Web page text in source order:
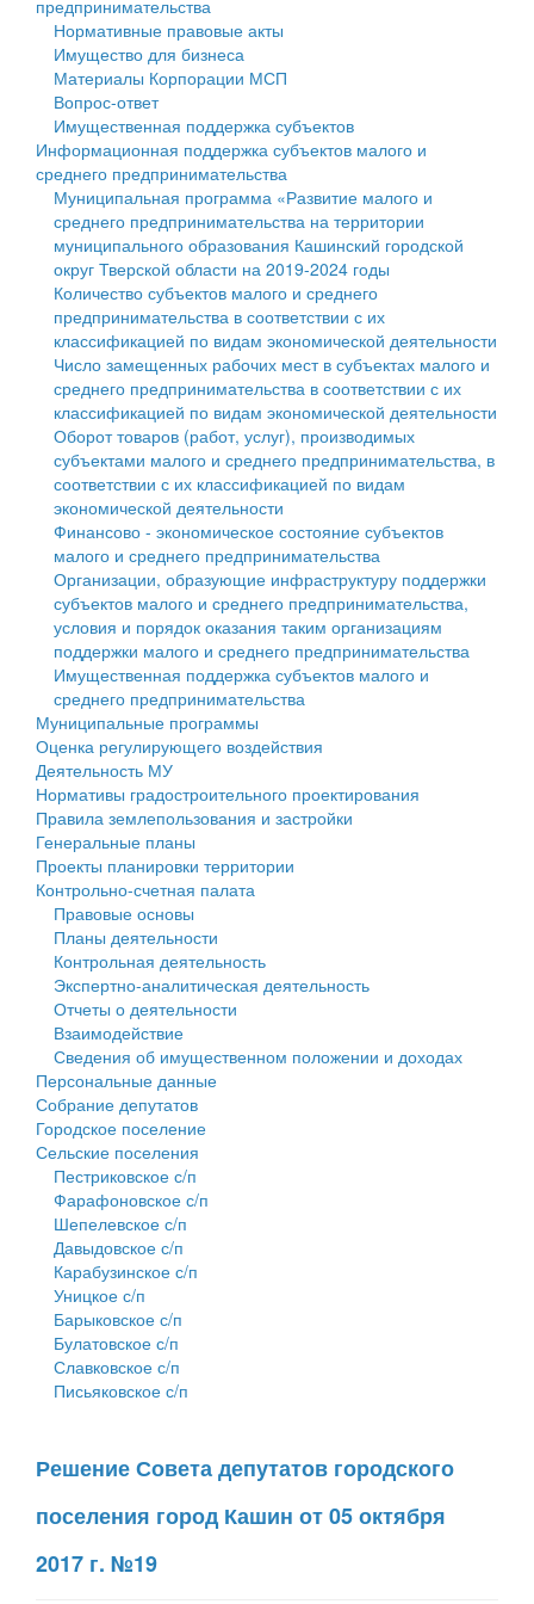
Государственные услуги
Промышленность и АПК
Экономика и бизнес
...
Символика
Устав
Гостям округа
Туризм
Культура
Образование
Здравоохранение
Социальная защита
Фотоальбом
муниципального округа Тверской области
Администрация Кашинского муниципального округа
Тверской области
Управление сельскими территориями
Открытые данные
Работа с обращениями граждан
Муниципальный контроль
Муниципальные услуги
Проекты административных регламентов
Антимонопольный комплаенс
Противодействие коррупции
Финансовое управление
Бюджет для граждан
Имущество
Выявление правообладателей ранее учтенных
объектов недвижимости
Имущественная поддержка субъектов малого и
среднего предпринимательства
Информационная поддержка субъектов малого и
среднего предпринимательства
Муниципальные программы
Контрольно-счетная палата
Персональные данные
Оценка регулирующего воздействия
Деятельность МУ
Нормативы градостроительного проектирования
Правила землепользования и застройки
Генеральные планы
Проекты планировки территории
Собрание депутатов
Городское поселение
Сельские поселения
предпринимательства
Нормативные правовые акты
Имущество для бизнеса
Материалы Корпорации МСП
Вопрос-ответ
Имущественная поддержка субъектов
Информационная поддержка субъектов малого и
среднего предпринимательства
Муниципальная программа «Развитие малого и
среднего предпринимательства на территории
муниципального образования Кашинский городской
округ Тверской области на 2019-2024 годы
Количество субъектов малого и среднего
предпринимательства в соответствии с их
классификацией по видам экономической деятельности
Число замещенных рабочих мест в субъектах малого и
среднего предпринимательства в соответствии с их
классификацией по видам экономической деятельности
Оборот товаров (работ, услуг), производимых
субъектами малого и среднего предпринимательства, в
соответствии с их классификацией по видам
экономической деятельности
Финансово - экономическое состояние субъектов
малого и среднего предпринимательства
Организации, образующие инфраструктуру поддержки
субъектов малого и среднего предпринимательства,
условия и порядок оказания таким организациям
поддержки малого и среднего предпринимательства
Имущественная поддержка субъектов малого и
среднего предпринимательства
Муниципальные программы
Оценка регулирующего воздействия
Деятельность МУ
Нормативы градостроительного проектирования
Правила землепользования и застройки
Генеральные планы
Проекты планировки территории
Контрольно-счетная палата
Правовые основы
Планы деятельности
Контрольная деятельность
Экспертно-аналитическая деятельность
Отчеты о деятельности
Взаимодействие
Сведения об имущественном положении и доходах
Персональные данные
Собрание депутатов
Городское поселение
Сельские поселения
Пестриковское с/п
Фарафоновское с/п
Шепелевское с/п
Давыдовское с/п
Карабузинское с/п
Уницкое с/п
Барыковское с/п
Булатовское с/п
Славковское с/п
Письяковское с/п
Решение Совета депутатов городского
поселения город Кашин от 05 октября
2017 г. №19